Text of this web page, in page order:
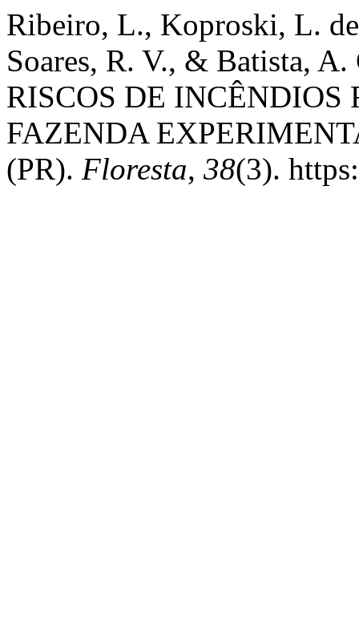
Ribeiro, L., Koproski, L.
Soares, R. V., & Batista,
RISCOS DE INCÊNDIOS
FAZENDA
(PR). Floresta, 38(3).